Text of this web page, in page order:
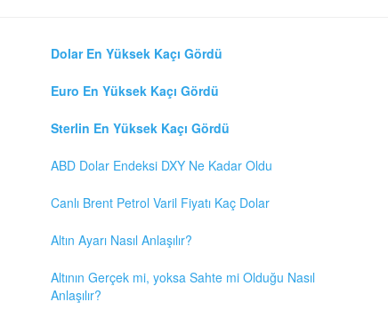
Dolar En Yüksek Kaçı Gördü
Euro En Yüksek Kaçı Gördü
Sterlin En Yüksek Kaçı Gördü
ABD Dolar Endeksi DXY Ne Kadar Oldu
Canlı Brent Petrol Varil Fiyatı Kaç Dolar
Altın Ayarı Nasıl Anlaşılır?
Altının Gerçek mi, yoksa Sahte mi Olduğu Nasıl
Anlaşılır?